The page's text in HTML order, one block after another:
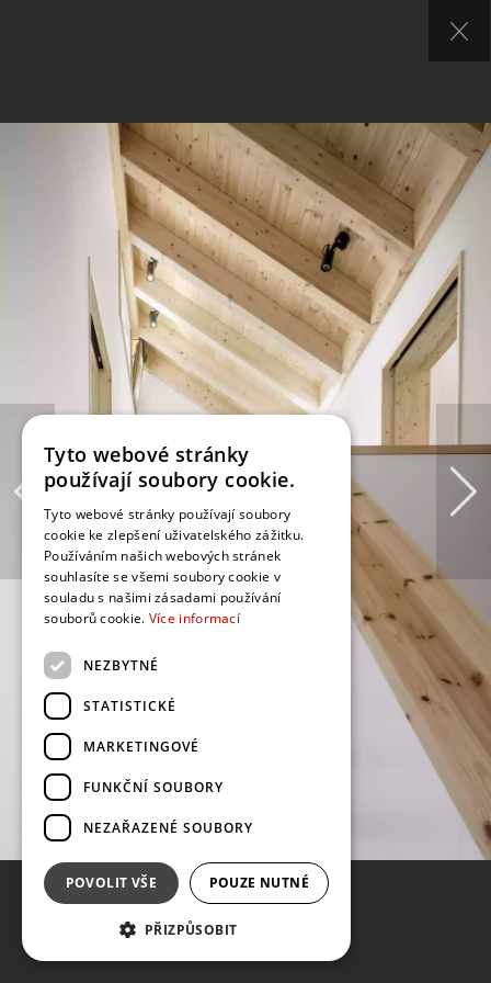
Tyto webové stránky
používají soubory cookie.
Tyto webové stránky používají soubory
cookie ke zlepšení uživatelského zážitku.
Používáním našich webových stránek
souhlasíte se všemi soubory cookie v
souladu s našimi zásadami používání
souborů cookie. Více informací
NEZBYTNÉ
STATISTICKÉ
MARKETINGOVÉ
FUNKČNÍ SOUBORY
NEZAŘAZENÉ SOUBORY
POVOLIT VŠE POUZE NUTNÉ
PŘIZPŮSOBIT